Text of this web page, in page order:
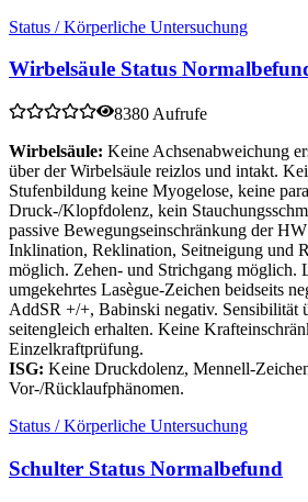
Status / Körperliche Untersuchung
Wirbelsäule Status
8380 Aufrufe
Wirbelsäule: Keine Achsenabweichung
über der Wirbelsäule reizlos und intakt.
Stufenbildung keine Myogelose, keine
Druck-/Klopfdolenz, kein
passive Bewegungseinschränkung der
Inklination, Reklination, Seitneigung und
möglich. Zehen- und Strichgang möglich.
umgekehrtes Lasègue-Zeichen beidseits
AddSR +/+, Babinski negativ. Sensibilität
seitengleich erhalten. Keine
Einzelkraftprüfung.
ISG: Keine Druckdolenz, Mennell-
Vor-/Rücklaufphänomen.
Status / Körperliche Untersuchung
Schulter Status Normalbefund